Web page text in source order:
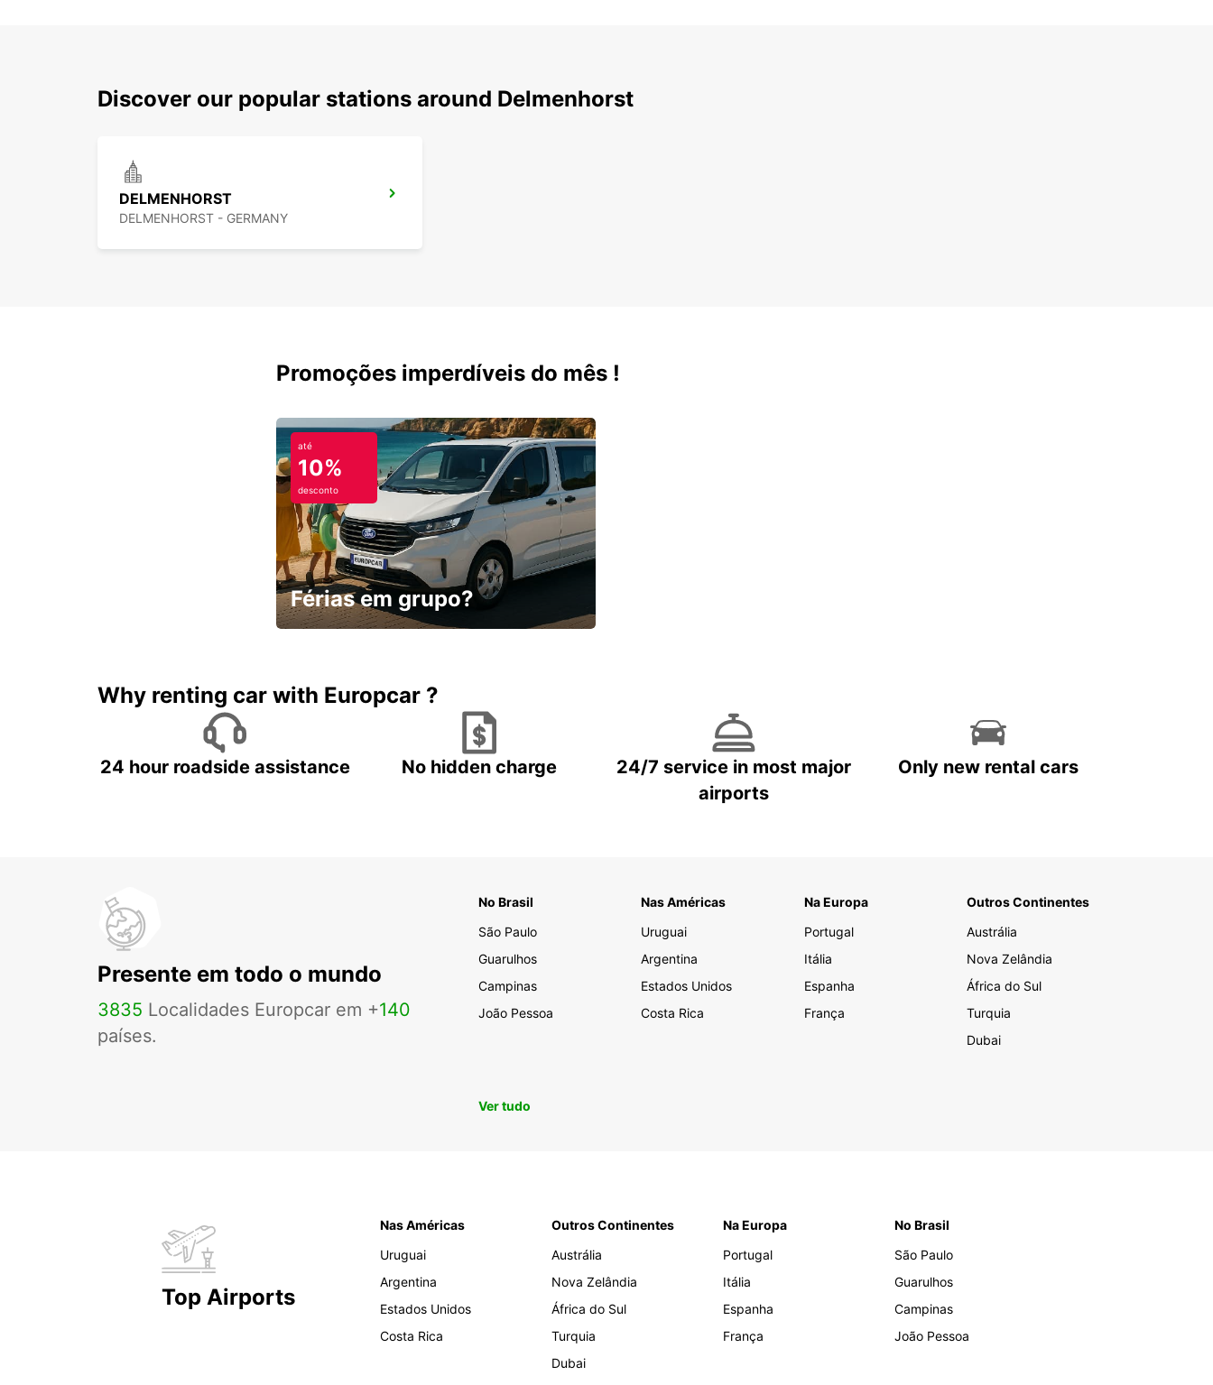
Discover our popular stations around Delmenhorst
DELMENHORST
DELMENHORST - GERMANY
Promoções imperdíveis do mês !
até
10%
desconto
Férias em grupo?
Why renting car with Europcar ?
24 hour roadside assistance No hidden charge
24/7 service in most major
airports
Only new rental cars
Presente em todo o mundo
3835 Localidades Europcar em +140
países.
No Brasil
São Paulo
Guarulhos
Campinas
João Pessoa
Nas Américas
Uruguai
Argentina
Estados Unidos
Costa Rica
Na Europa
Portugal
Itália
Espanha
França
Outros Continentes
Austrália
Nova Zelândia
África do Sul
Turquia
Dubai
Ver tudo
Top Airports
Nas Américas
Uruguai
Argentina
Estados Unidos
Costa Rica
Outros Continentes
Austrália
Nova Zelândia
África do Sul
Turquia
Dubai
Na Europa
Portugal
Itália
Espanha
França
No Brasil
São Paulo
Guarulhos
Campinas
João Pessoa